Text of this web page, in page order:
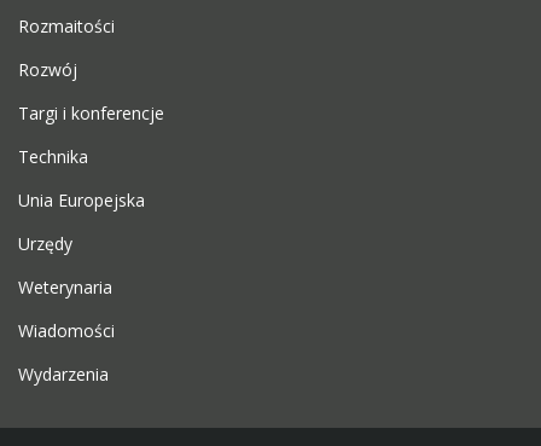
Rozmaitości
Rozwój
Targi i konferencje
Technika
Unia Europejska
Urzędy
Weterynaria
Wiadomości
Wydarzenia